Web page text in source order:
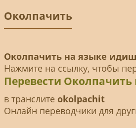
Околпачить
Околпачить на языке
Нажмите на ссылку, чтобы
Перевести
в транслитe okolpachit
Онлайн переводчики для